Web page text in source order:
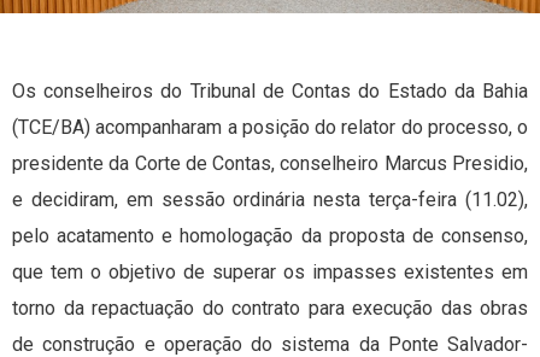
Os conselheiros do Tribunal de Contas do Estado da Bahia
(TCE/BA) acompanharam a posição do relator do processo, o
presidente da Corte de Contas, conselheiro Marcus Presidio,
e decidiram, em sessão ordinária nesta terça-feira (11.02),
pelo acatamento e homologação da proposta de consenso,
que tem o objetivo de superar os impasses existentes em
torno da repactuação do contrato para execução das obras
de construção e operação do sistema da Ponte Salvador-